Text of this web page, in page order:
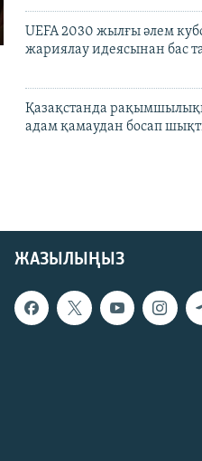
UEFA 2030 жылғы әлем
жариялау идеясынан бас
Қазақстанда
адам қамаудан босап
ЖАЗЫЛЫҢЫЗ